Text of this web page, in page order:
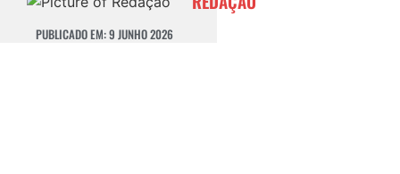
PUBLICADO EM:9 JUNHO 2026